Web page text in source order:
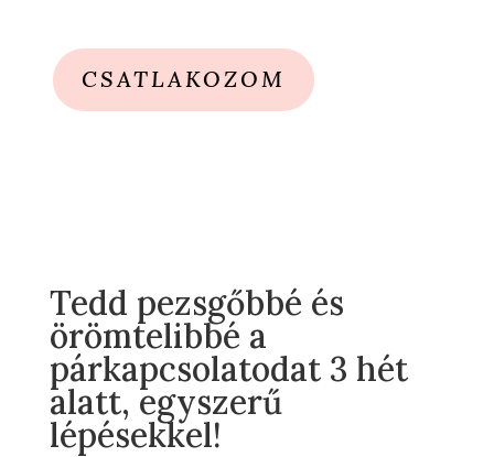
CSATLAKOZOM
Tedd pezsgőbbé és
örömtelibbé a
párkapcsolatodat 3 hét
alatt, egyszerű
lépésekkel!